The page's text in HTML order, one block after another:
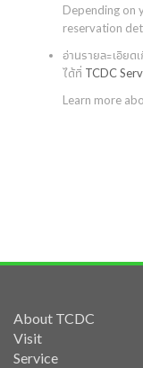
Depending on
reservation
อ่านรายละเอียด
ได้ที่ TCDC
Learn more
About TCDC
Visit
Service